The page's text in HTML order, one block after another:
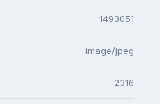
1493051
image/jpeg
2316